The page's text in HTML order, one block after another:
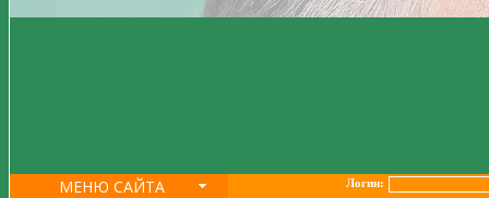
МЕНЮ САЙТА Логин: